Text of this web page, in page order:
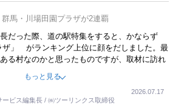
馬・川場田園プラザが2連覇
だった際、道の駅特集をすると、かならず
ザ」 がランキング上位に顔をだしました。最
る村なのかと思ったものですが、取材に訪れ
ビューしたら、興味深い話が次々が飛び出しま
、今でも思い出すことが２つあります。一つ
ニーランドを見学させ、サービス業、接客業
ていることです。 もう一つは1800円もする
もっと見る
ービス編集長 / ㈱ツーリンクス取締役
2026.07.17